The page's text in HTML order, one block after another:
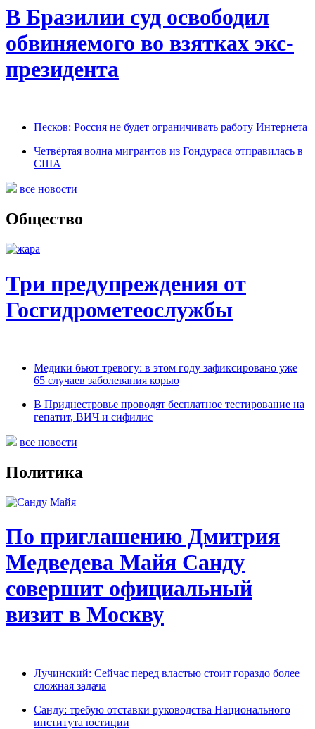
В Бразилии суд освободил
обвиняемого во взятках экс-
президента
Песков: Россия не будет ограничивать работу Интернета
Четвёртая волна мигрантов из Гондураса отправилась в
США
все новости
Общество
Три предупреждения от
Госгидрометеослужбы
Медики бьют тревогу: в этом году зафиксировано уже
65 случаев заболевания корью
В Приднестровье проводят бесплатное тестирование на
гепатит, ВИЧ и сифилис
все новости
Политика
По приглашению Дмитрия
Медведева Майя Санду
совершит официальный
визит в Москву
Лучинский: Сейчас перед властью стоит гораздо более
сложная задача
Санду: требую отставки руководства Национального
института юстиции